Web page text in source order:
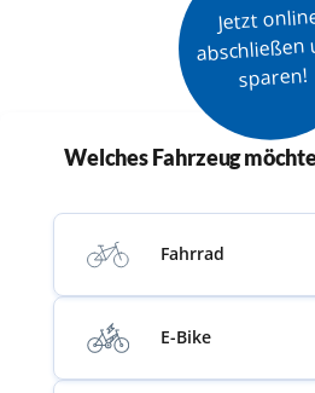
Jetzt
abschließen
sparen!
Welches Fahrzeug
Fahrrad
E-Bike